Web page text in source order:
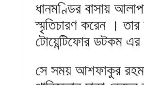
ধানমণ্ডির বাসায়
স্মৃতিচারণ করেন ।
টোয়েন্টিফোর ডটকম
সে সময় আশফাকুর